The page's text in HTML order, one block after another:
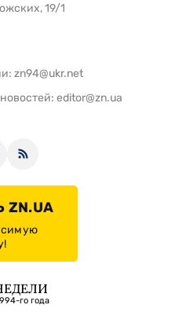
19/1
zn94@ukr.net
editor@zn.ua
го года